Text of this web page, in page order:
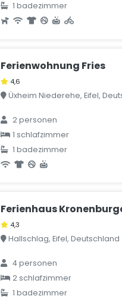
1 badezimmer
Ferienwohnung Fries
4,6
Üxheim Niederehe, Eifel,
2 personen
1 schlafzimmer
1 badezimmer
Ferienhaus
4,3
Hallschlag, Eifel, Deutschland
4 personen
2 schlafzimmer
1 badezimmer